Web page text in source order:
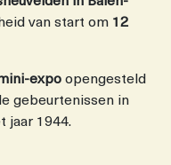
van start om 12
expo opengesteld
gebeurtenissen in
jaar 1944.